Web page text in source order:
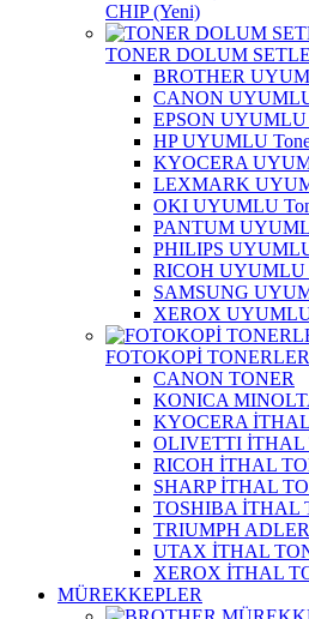
CHIP (Yeni)
TONER DOLUM
BROTHER
CANON
EPSON UYUMLU
HP UYUMLU
KYOCERA
LEXMARK
OKI UYUMLU
PANTUM
PHILIPS
RICOH UYUMLU
SAMSUNG
XEROX UYUMLU
FOTOKOPİ
CANON TONER
KONICA
KYOCERA
OLIVETTI İTHAL
RICOH İTHAL
SHARP İTHAL
TOSHIBA İTHAL
TRIUMPH
UTAX İTHAL
XEROX İTHAL
MÜREKKEPLER